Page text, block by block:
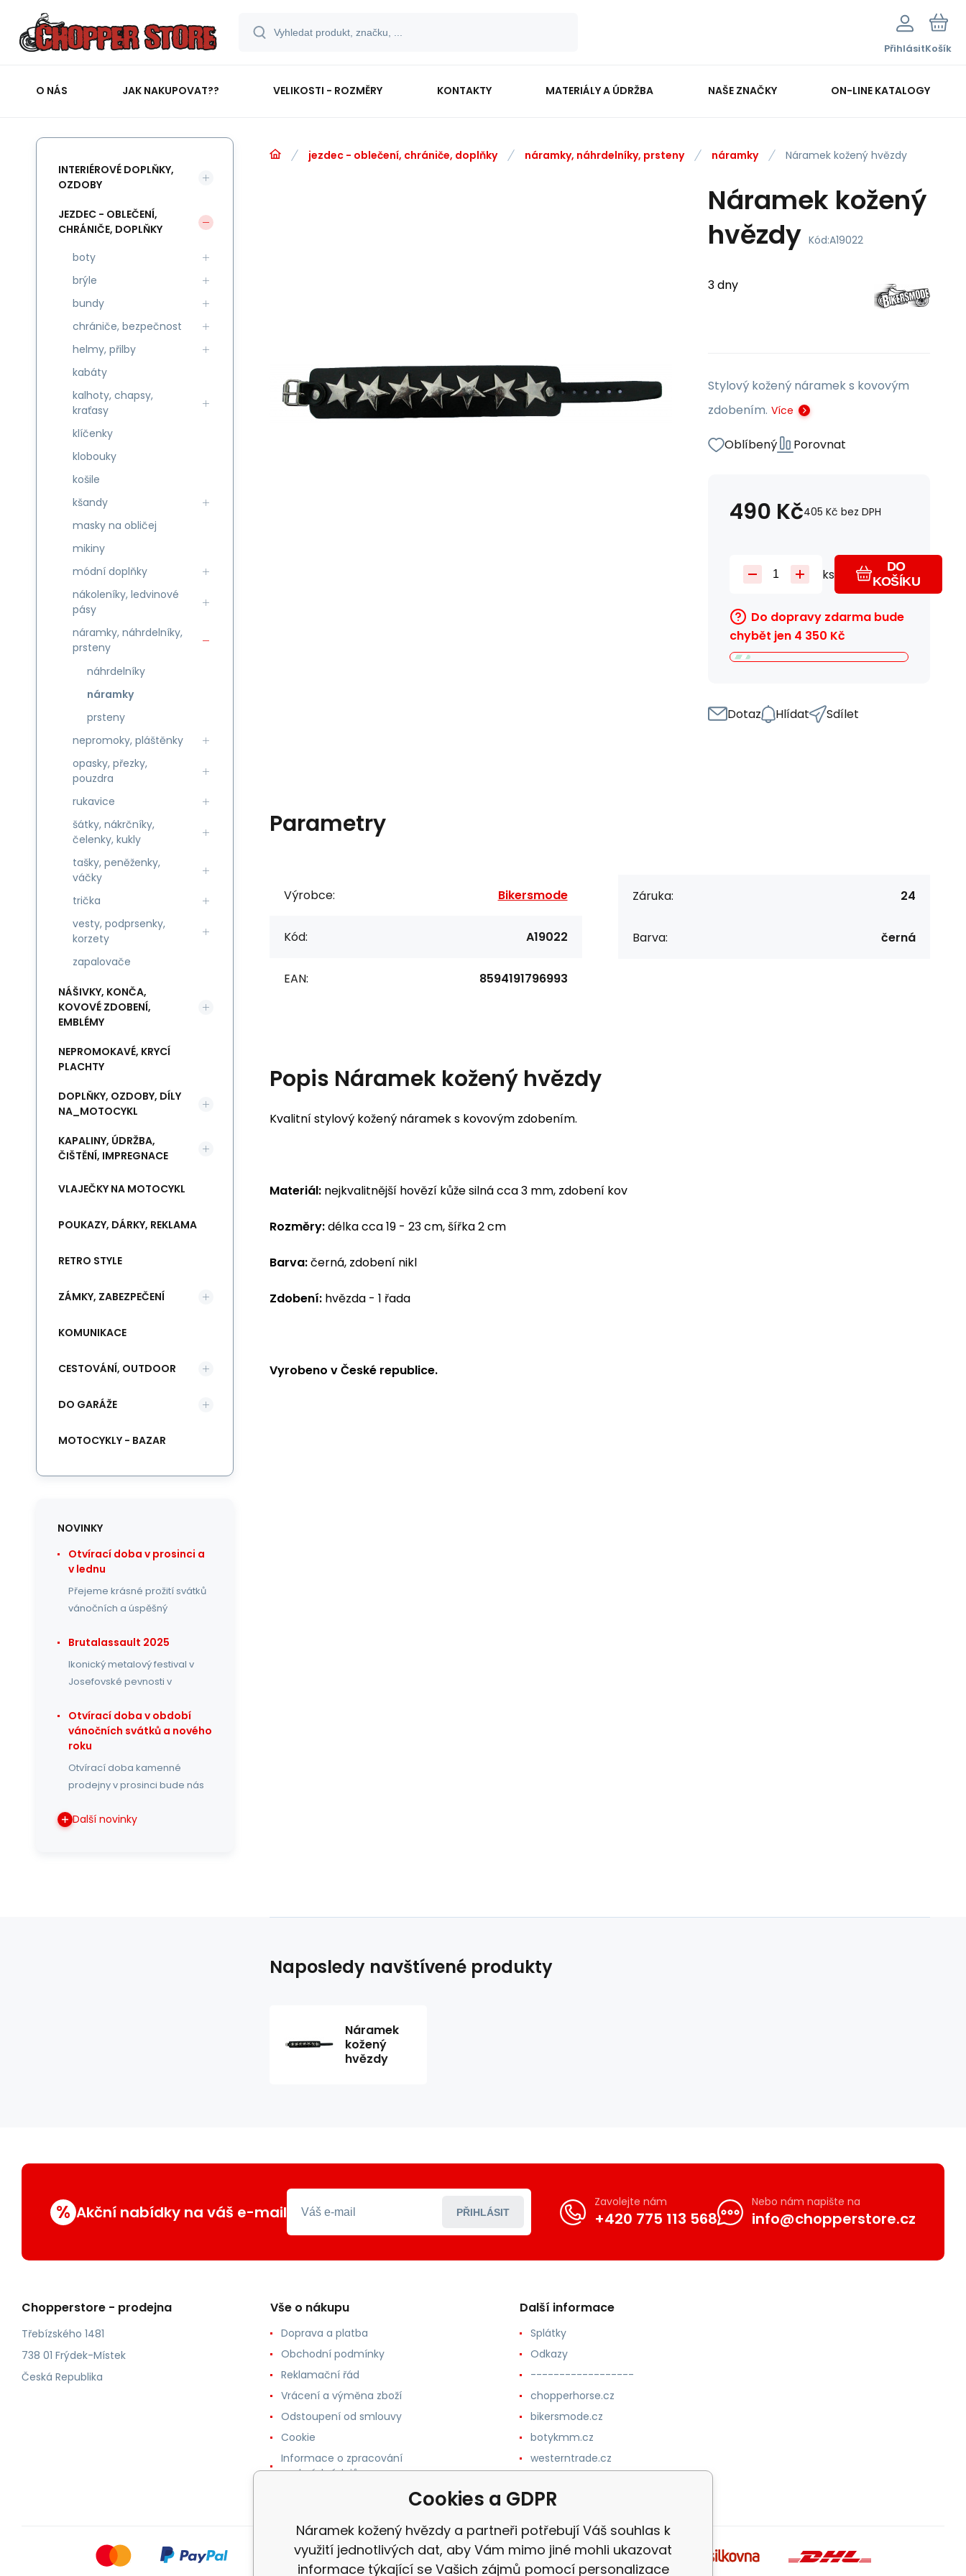
PřihlásitKošík
O NÁS JAK NAKUPOVAT?? VELIKOSTI - ROZMĚRY KONTAKTY MATERIÁLY A ÚDRŽBA NAŠE ZNAČKY ON-LINE KATALOGY
jezdec - oblečení, chrániče, doplňky náramky, náhrdelníky, prsteny náramky Náramek kožený hvězdy
Náramek kožený
hvězdy Kód:A19022
3 dny
Stylový kožený náramek s kovovým
zdobením. Více
Oblíbený Porovnat
490 Kč405 Kč bez DPH
ks
DO
KOŠÍKU
Do dopravy zdarma bude
chybět jen 4 350 Kč
Dotaz Hlídat Sdílet
Parametry
Výrobce: Bikersmode
Kód: A19022
EAN: 8594191796993
Záruka: 24
Barva: černá
Popis Náramek kožený hvězdy
Kvalitní stylový kožený náramek s kovovým zdobením.
Materiál: nejkvalitnější hovězí kůže silná cca 3 mm, zdobení kov
Rozměry:délka cca 19 - 23 cm, šířka 2 cm
Barva:černá, zdobení nikl
Zdobení: hvězda - 1 řada
Vyrobeno v České republice.
INTERIÉROVÉ DOPLŇKY,
OZDOBY
JEZDEC - OBLEČENÍ,
CHRÁNIČE, DOPLŇKY
boty
brýle
bundy
chrániče, bezpečnost
helmy, přilby
kabáty
kalhoty, chapsy,
kraťasy
klíčenky
klobouky
košile
kšandy
masky na obličej
mikiny
módní doplňky
nákoleníky, ledvinové
pásy
náramky, náhrdelníky,
prsteny
náhrdelníky
náramky
prsteny
nepromoky, pláštěnky
opasky, přezky,
pouzdra
rukavice
šátky, nákrčníky,
čelenky, kukly
tašky, peněženky,
váčky
trička
vesty, podprsenky,
korzety
zapalovače
NÁŠIVKY, KONČA,
KOVOVÉ ZDOBENÍ,
EMBLÉMY
NEPROMOKAVÉ, KRYCÍ
PLACHTY
DOPLŇKY, OZDOBY, DÍLY
NA_MOTOCYKL
KAPALINY, ÚDRŽBA,
ČIŠTĚNÍ, IMPREGNACE
VLAJEČKY NA MOTOCYKL
POUKAZY, DÁRKY, REKLAMA
RETRO STYLE
ZÁMKY, ZABEZPEČENÍ
KOMUNIKACE
CESTOVÁNÍ, OUTDOOR
DO GARÁŽE
MOTOCYKLY - BAZAR
NOVINKY
Otvírací doba v prosinci a
v lednu
Přejeme krásné prožití svátků
vánočních a úspěšný
Brutalassault 2025
Ikonický metalový festival v
Josefovské pevnosti v
Otvírací doba v období
vánočních svátků a nového
roku
Otvírací doba kamenné
prodejny v prosinci bude nás
Další novinky
Naposledy navštívené produkty
Náramek
kožený
hvězdy
% Akční nabídky na váš e-mail PŘIHLÁSIT
Zavolejte nám
+420 775 113 568
Nebo nám napište na
info@chopperstore.cz
Chopperstore - prodejna
Třebízského 1481
738 01 Frýdek-Místek
Česká Republika
Vše o nákupu
Doprava a platba
Obchodní podmínky
Reklamační řád
Vrácení a výměna zboží
Odstoupení od smlouvy
Cookie
Informace o zpracování
osobních údajů
Další informace
Splátky
Odkazy
------------------
chopperhorse.cz
bikersmode.cz
botykmm.cz
westerntrade.cz
Cookies a GDPR
Náramek kožený hvězdy a partneři potřebují Váš souhlas k
využití jednotlivých dat, aby Vám mimo jiné mohli ukazovat
informace týkající se Vašich zájmů pomocí personalizace